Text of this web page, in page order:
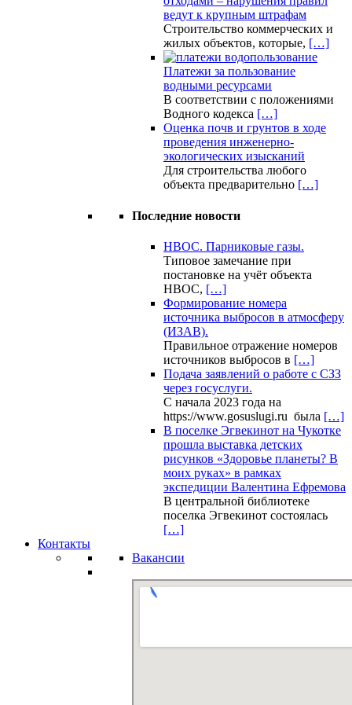
ведут к крупным штрафам
Строительство коммерческих и
жилых объектов, которые, […]
Платежи за пользование
водными ресурсами
В соответствии с положениями
Водного кодекса […]
Оценка почв и грунтов в ходе
проведения инженерно-
экологических изысканий
Для строительства любого
объекта предварительно […]
Последние новости
НВОС. Парниковые газы.
Типовое замечание при
постановке на учёт объекта
НВОС, […]
Формирование номера
источника выбросов в атмосферу
(ИЗАВ).
Правильное отражение номеров
источников выбросов в […]
Подача заявлений о работе с СЗЗ
через госуслуги.
С начала 2023 года на
https://www.gosuslugi.ru была […]
В поселке Эгвекинот на Чукотке
прошла выставка детских
рисунков «Здоровье планеты? В
моих руках» в рамках
экспедиции Валентина Ефремова
В центральной библиотеке
поселка Эгвекинот состоялась
[…]
Контакты
Вакансии